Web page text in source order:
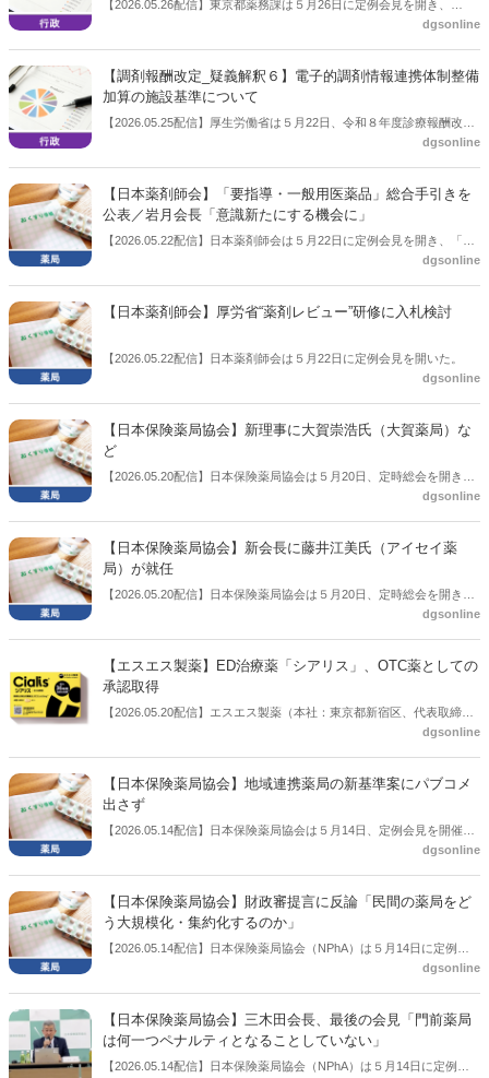
【2026.05.26配信】東京都薬務課は５月26日に定例会見を開き、
「6・26国際麻薬乱用撲滅デー」を開催することを説明した。dgsonline
【調剤報酬改定_疑義解釈６】電子的調剤情報連携体制整備
加算の施設基準について
【2026.05.25配信】厚生労働省は５月22日、令和８年度診療報酬改定
の「疑義解釈（その６）」を発出した。「電子的調剤情報連携体制整
体制を有する」との施設基準について、機能拡張はされても、令和５
年１月 26 日から稼働した基本機能に対応していることで要件を満た
すとした。
dgsonline
【日本薬剤師会】「要指導・一般用医薬品」総合手引きを
公表／岩月会長「意識新たにする機会に」
【2026.05.22配信】日本薬剤師会は５月22日に定例会見を開き、「要
dgsonline
【日本薬剤師会】厚労省“薬剤レビュー”研修に入札検討
【2026.05.22配信】日本薬剤師会は５月22日に定例会見を開いた。
dgsonline
【日本保険薬局協会】新理事に大賀崇浩氏（大賀薬局）な
ど
【2026.05.20配信】日本保険薬局協会は５月20日、定時総会を開き、
dgsonline
【日本保険薬局協会】新会長に藤井江美氏（アイセイ薬
局）が就任
【2026.05.20配信】日本保険薬局協会は５月20日、定時総会を開き、
dgsonline
【エスエス製薬】ED治療薬「シアリス」、OTC薬としての
承認取得
【2026.05.20配信】エスエス製薬（本社：東京都新宿区、代表取締役
社長：元島陽子氏）は５月20日、ED治療薬「シアリス」について、
dgsonline
【日本保険薬局協会】地域連携薬局の新基準案にパブコメ
出さず
【2026.05.14配信】日本保険薬局協会は５月14日、定例会見を開催し
た。この中で地域連携薬局の新基準案に対して協会としてパブリック
dgsonline
【日本保険薬局協会】財政審提言に反論「民間の薬局をど
う大規模化・集約化するのか」
【2026.05.14配信】日本保険薬局協会（NPhA）は５月14日に定例会
見を開き、財務省の財政制度等審議会（財政審）から薬局の大規模
う大規模化・集約化するのか」との疑問を呈した上で、「規模の大小
や立地ではなく役割や機能、アウトプットで評価すべき」との考えを
示した。
dgsonline
【日本保険薬局協会】三木田会長、最後の会見「門前薬局
は何一つペナルティとなることしていない」
【2026.05.14配信】日本保険薬局協会（NPhA）は５月14日に定例会